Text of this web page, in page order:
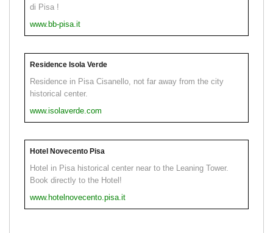
di Pisa !
www.bb-pisa.it
Residence Isola Verde
Residence in Pisa Cisanello, not far away from the city
historical center.
www.isolaverde.com
Hotel Novecento Pisa
Hotel in Pisa historical center near to the Leaning Tower.
Book directly to the Hotel!
www.hotelnovecento.pisa.it